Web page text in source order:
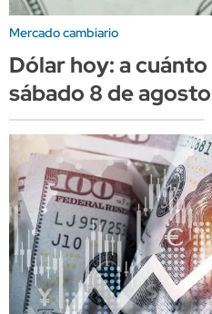
Mercado cambiario
Dólar hoy: a
sábado 8 de agosto